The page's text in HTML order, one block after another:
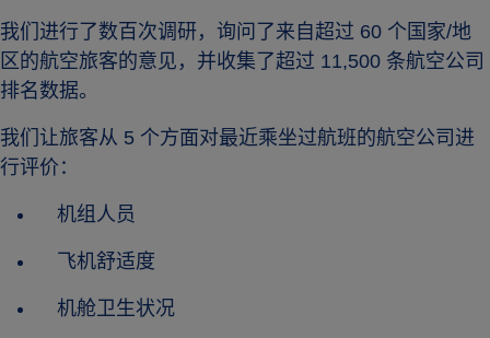
我们进行了数百次调研，询问了来自超过 60 个国家/地
区的航空旅客的意见，并收集了超过 11,500 条航空公司
排名数据。
我们让旅客从 5 个方面对最近乘坐过航班的航空公司进
行评价：
机组人员
飞机舒适度
机舱卫生状况